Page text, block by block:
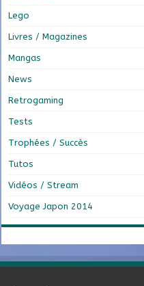
Lego
Livres / Magazines
Mangas
News
Retrogaming
Tests
Trophées / Succès
Tutos
Vidéos / Stream
Voyage Japon 2014